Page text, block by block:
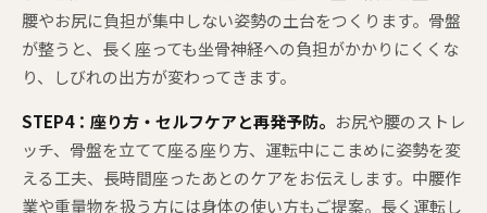
腰やお尻に負担が集中しない姿勢の土台をつくります。骨盤
が整うと、長く座っても坐骨神経への負担がかかりにくくな
り、しびれの出方が変わってきます。
STEP4：座り方・セルフケアと再発予防。 お尻や腰のストレ
ッチ、骨盤を立てて座る座り方、運転中にこまめに姿勢を変
える工夫、長時間座ったあとのケアをお伝えします。中腰作
業や重量物を扱う方には身体の使い方もご提案。長く運転し